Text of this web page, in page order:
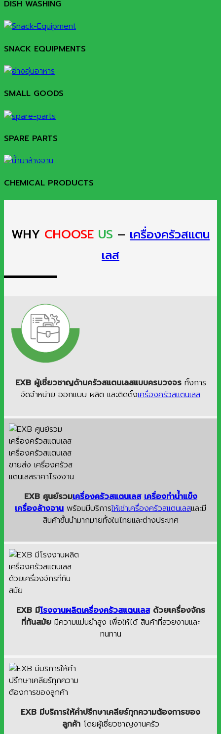
DISH WASHING
SNACK EQUIPMENTS
SMALL GOODS
SPARE PARTS
CHEMICAL PRODUCTS
WHY CHOOSE US – เครื่องครัวสแตน
เลส
EXB ผู้เชี่ยวชาญด้านครัวสแตนเลสแบบครบวงจรทั้งการ
จัดจำหน่าย ออกแบบ ผลิต และติดตั้งเครื่องครัวสแตนเลส
EXB ศูนย์รวมเครื่องครัวสแตนเลส เครื่องทำน้ำแข็ง
เครื่องล้างจาน พร้อมมีบริการให้เช่าเครื่องครัวสแตนเลสและมี
สินค้าชั้นนำมากมายทั้งในไทยและต่างประเทศ
EXB มีโรงงานผลิตเครื่องครัวสแตนเลสด้วยเครื่องจักร
ที่ทันสมัย มีความแม่นยำสูง เพื่อให้ได้ สินค้าที่สวยงามและ
ทนทาน
EXB มีบริการให้คำปรึกษาเคลียร์ทุกความต้องการของ
ลูกค้าโดยผู้เชี่ยวชาญงานครัว